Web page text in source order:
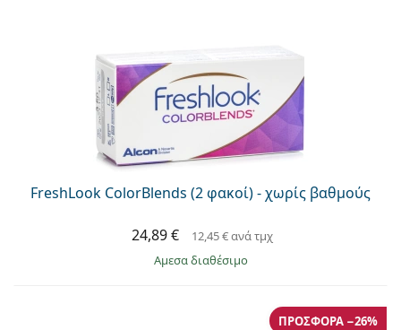
FreshLook ColorBlends (2 φακοί) - χωρίς βαθμούς
24,89 € 12,45 €ανά τμχ
άμεσα διαθέσιμο
ΠΡΟΣΦΟΡΆ −26%